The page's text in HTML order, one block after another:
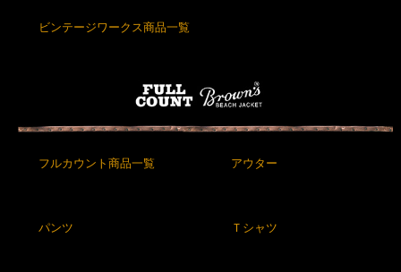
ビンテージワークス商品一覧
フルカウント商品一覧 アウター
パンツ Ｔシャツ